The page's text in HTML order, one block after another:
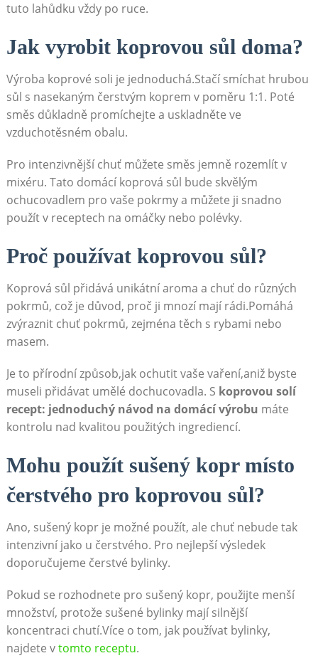
⁣tuto lahůdku vždy ‌po ruce.
Jak vyrobit koprovou sůl doma?
Výroba koprové​ soli ⁢je ⁤jednoduchá.Stačí ‌smíchat hrubou
sůl ⁣s nasekaným ‌čerstvým koprem v poměru 1:1. Poté
směs ‍důkladně promíchejte a‍ uskladněte ve
vzduchotěsném obalu.
Pro intenzivnější chuť‌ můžete směs jemně rozemlít v
mixéru. Tato domácí koprová ⁢sůl bude skvělým
ochucovadlem‌ pro vaše pokrmy a můžete ​ji snadno
použít v ​receptech na omáčky nebo polévky.
Proč používat koprovou‌ sůl?
Koprová sůl přidává unikátní‌ aroma a⁤ chuť do různých
pokrmů, což je důvod, proč ji mnozí mají rádi.Pomáhá​
zvýraznit chuť pokrmů, zejména těch‌ s rybami nebo
masem.
Je to přírodní způsob,jak ochutit ‍vaše vaření,aniž⁣ byste
⁢museli přidávat umělé dochucovadla.​ S koprovou ⁢solí
recept: jednoduchý⁤ návod ‌na domácí výrobu máte
kontrolu ​nad kvalitou použitých ingrediencí.
Mohu použít ⁢sušený kopr místo
čerstvého pro ⁣koprovou⁣ sůl?
Ano,⁤ sušený kopr je možné ​použít, ale chuť nebude​ tak‍
intenzivní ⁣jako u čerstvého.‍ Pro nejlepší výsledek
doporučujeme čerstvé ​bylinky.
Pokud se rozhodnete⁢ pro sušený kopr, použijte menší
⁣množství, protože sušené ⁣bylinky mají silnější​
koncentraci ​chutí.Více ⁢o‍ tom,⁤ jak používat ⁣bylinky,
najdete vtomto receptu.